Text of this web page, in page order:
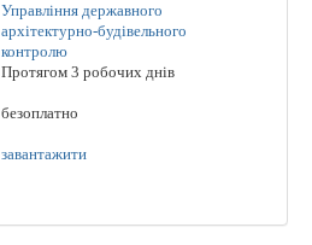
Управління державного
архітектурно-будівельного
контролю
Протягом 3 робочих днів
безоплатно
завантажити